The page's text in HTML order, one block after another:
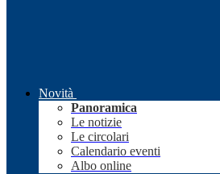
Novità
Panoramica
Le notizie
Le circolari
Calendario eventi
Albo online